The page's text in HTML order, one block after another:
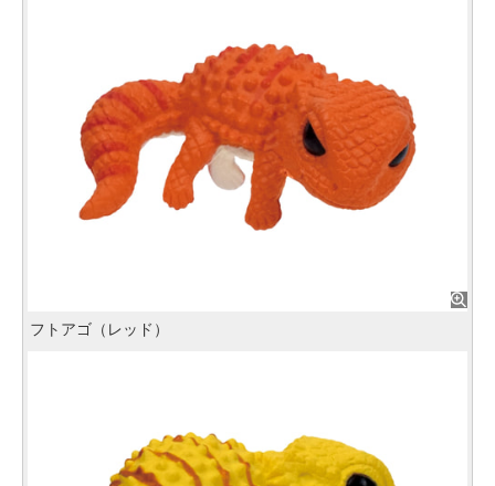
フトアゴ（レッド）